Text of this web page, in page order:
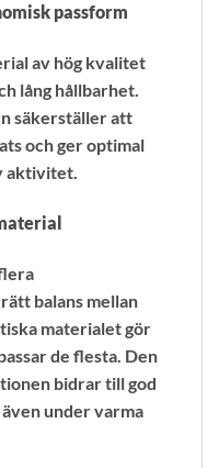
passform
av hög kvalitet
lång hållbarhet.
säkerställer att
och ger optimal
aktivitet.
balans mellan
materialet gör
de flesta. Den
bidrar till god
under varma